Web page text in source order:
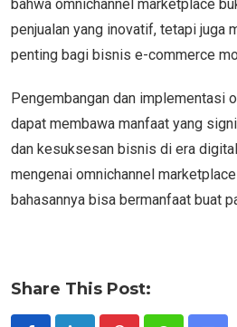
bahwa omnichannel marketplace
penjualan yang inovatif, tetapi juga
penting bagi bisnis e-commerce
Pengembangan dan implementasi
dapat membawa manfaat yang
dan kesuksesan bisnis di era
mengenai omnichannel
bahasannya bisa bermanfaat buat
Share This Post: